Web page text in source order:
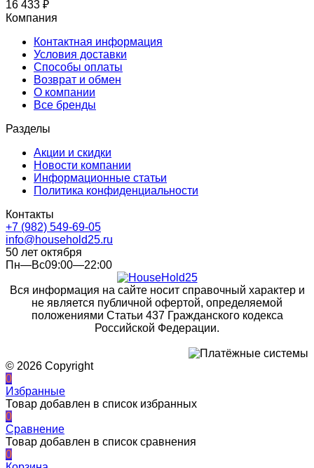
16 433 ₽
Компания
Контактная информация
Условия доставки
Способы оплаты
Возврат и обмен
О компании
Все бренды
Разделы
Акции и скидки
Новости компании
Информационные статьи
Политика конфиденциальности
Контакты
+7 (982) 549-69-05
info@household25.ru
50 лет октября
Пн—Вс09:00—22:00
Вся информация на сайте носит справочный характер и
не является публичной офертой, определяемой
положениями Статьи 437 Гражданского кодекса
Российской Федерации.
© 2026 Copyright
0
Избранные
Товар добавлен в список избранных
0
Сравнение
Товар добавлен в список сравнения
0